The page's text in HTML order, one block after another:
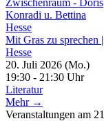
Mit Gras zu
Hesse
20. Juli 2026 (Mo.)
19:30 - 21:30 Uhr
Literatur
Mehr →
Veranstaltungen am